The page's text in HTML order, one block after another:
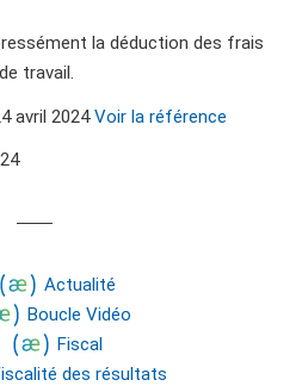
la déduction des frais
travail.
avril 2024Voir la référence
Actualité
Boucle Vidéo
Fiscal
des résultats